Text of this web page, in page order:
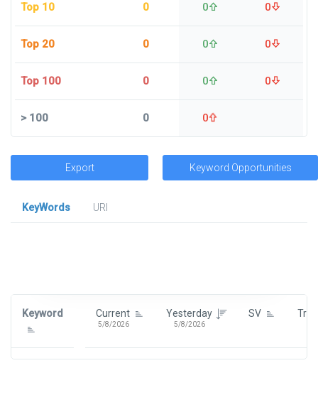
Top 10 0 0 0
Top 20 0 0 0
Top 100 0 0 0
>100 0 0
Export Keyword Opportunities
KeyWords
URl
Keyword Current
5/8/2026
Yesterday
5/8/2026
SV